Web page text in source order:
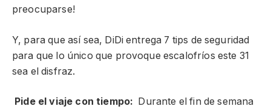
preocuparse!
Y, para que así sea, DiDi entrega 7 tips de seguridad
para que lo único que provoque escalofríos este 31
sea el disfraz.
Pide el viaje con tiempo: Durante el fin de semana